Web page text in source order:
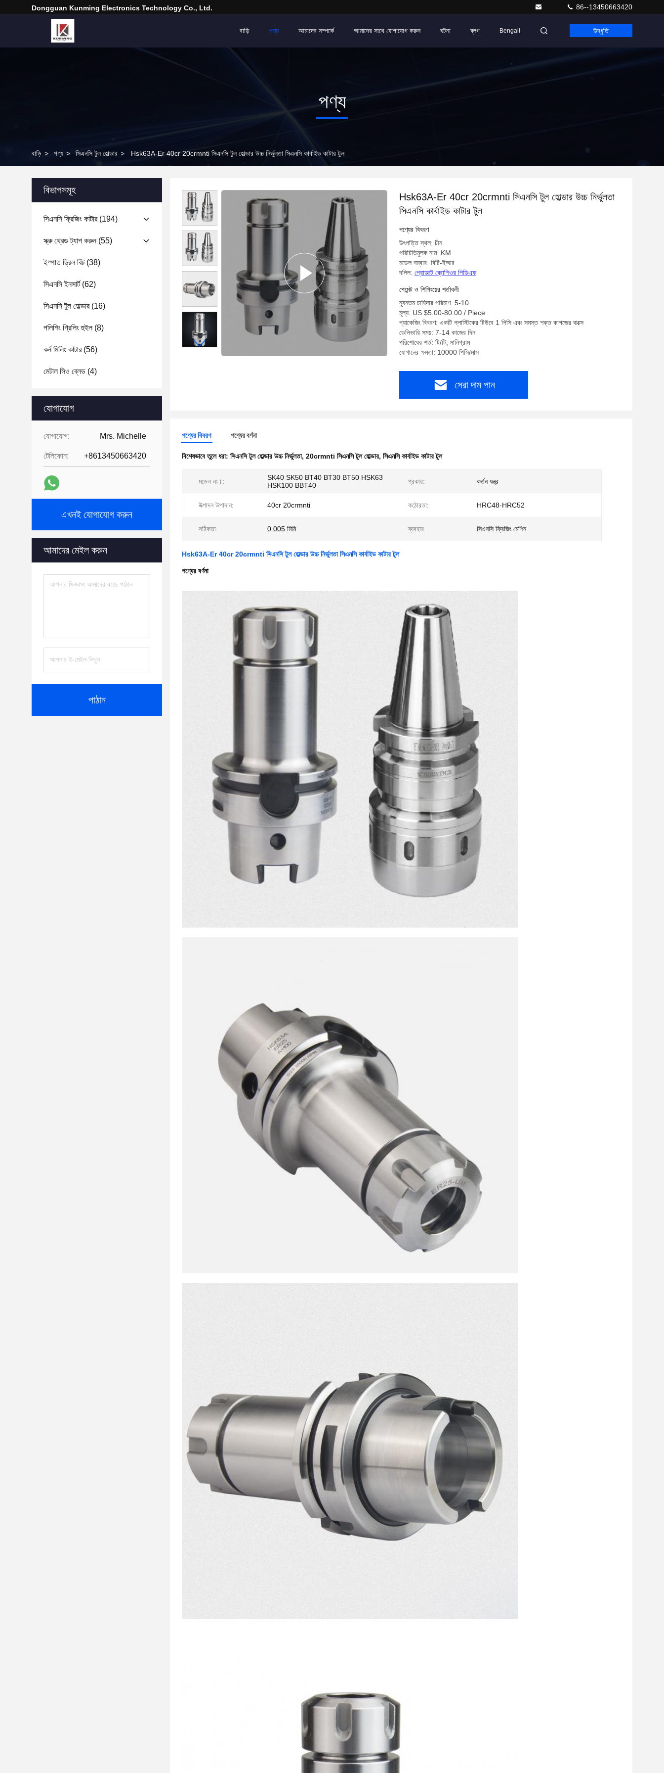
Dongguan Kunming Electronics Technology Co., Ltd. 86--13450663420
বাড়ি পণ্য আমাদের সম্পর্কে আমাদের সাথে যোগাযোগ করুন ঘটনা ব্লগ Bengali উদ্ধৃতি
পণ্য
বাড়ি > পণ্য > সিএনসি টুল হোল্ডার > Hsk63A-Er 40cr 20crmnti সিএনসি টুল হোল্ডার উচ্চ নির্ভুলতা সিএনসি কার্বাইড কাটার টুল
বিভাগসমূহ
সিএনসি ফ্রিজিং কাটার(194)
স্ক্রু থ্রেড ট্যাপ করুন(55)
ইস্পাত ড্রিল বিট(38)
সিএনসি ইনসার্ট(62)
সিএনসি টুল হোল্ডার(16)
পলিশিং গ্রিলিং হুইল(8)
কর্ন মিলিং কাটার(56)
মেটাল সিও ব্লেড (4)
যোগাযোগ
যোগাযোগ: Mrs. Michelle
টেলিফোন: +8613450663420
এখনই যোগাযোগ করুন
আমাদের মেইল করুন
পাঠান
Hsk63A-Er 40cr 20crmnti সিএনসি টুল হোল্ডার উচ্চ নির্ভুলতা
সিএনসি কার্বাইড কাটার টুল
পণ্যের বিবরণ
উৎপত্তি স্থল: চীন
পরিচিতিমুলক নাম: KM
মডেল নম্বার: বিটি-ইআর
দলিল: প্রোডাক্ট ব্রোশিওর পিডিএফ
পেমেন্ট ও শিপিংয়ের শর্তাবলী
ন্যূনতম চাহিদার পরিমাণ: 5-10
মূল্য: US $5.00-80.00 / Piece
প্যাকেজিং বিবরণ: একটি প্লাস্টিকের টিউবে 1 পিসি এবং সমস্ত শক্ত কাগজের বাক্সে
ডেলিভারি সময়: 7-14 কাজের দিন
পরিশোধের শর্ত: টি/টি, মানিগ্রাম
যোগানের ক্ষমতা: 10000 পিসি/মাস
সেরা দাম পান
পণ্যের বিবরণ পণ্যের বর্ণনা
বিশেষভাবে তুলে ধরা: সিএনসি টুল হোল্ডার উচ্চ নির্ভুলতা, 20crmnti সিএনসি টুল হোল্ডার, সিএনসি কার্বাইড কাটার টুল
মডেল নং।:
SK40 SK50 BT40 BT30 BT50 HSK63
HSK100 BBT40
প্রকার: কর্তন যন্ত্র
উত্পাদন উপাদান: 40cr 20crmnti কঠোরতা: HRC48-HRC52
সঠিকতা: 0.005 মিমি ব্যবহার: সিএনসি ফ্রিজিং মেশিন
Hsk63A-Er 40cr 20crmnti সিএনসি টুল হোল্ডার উচ্চ নির্ভুলতা সিএনসি কার্বাইড কাটার টুল
পণ্যের বর্ণনা